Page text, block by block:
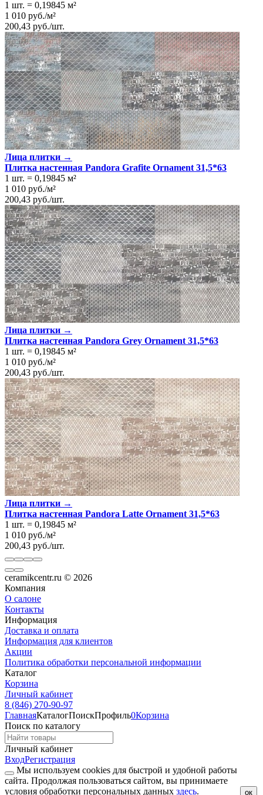
1 шт. = 0,19845 м²
1 010 руб./м²
200,43 руб./шт.
Лица плитки →
Плитка настенная Pandora Grafite Ornament 31,5*63
1 шт. = 0,19845 м²
1 010 руб./м²
200,43 руб./шт.
Лица плитки →
Плитка настенная Pandora Grey Ornament 31,5*63
1 шт. = 0,19845 м²
1 010 руб./м²
200,43 руб./шт.
Лица плитки →
Плитка настенная Pandora Latte Ornament 31,5*63
1 шт. = 0,19845 м²
1 010 руб./м²
200,43 руб./шт.
ceramikcentr.ru © 2026
Компания
О салоне
Контакты
Информация
Доставка и оплата
Информация для клиентов
Акции
Политика обработки персональной информации
Каталог
Корзина
Личный кабинет
8 (846) 270-90-97
ГлавнаяКаталогПоискПрофиль0Корзина
Поиск по каталогу
Личный кабинет
ВходРегистрация
Мы используем cookies для быстрой и удобной работы
сайта. Продолжая пользоваться сайтом, вы принимаете
условия обработки персональных данных здесь. ок